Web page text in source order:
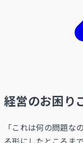
経営のお困り
「これは何の問題な